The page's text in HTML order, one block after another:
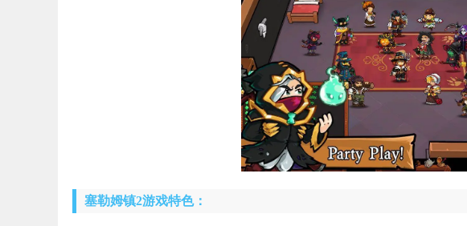
塞勒姆镇2游戏特色：